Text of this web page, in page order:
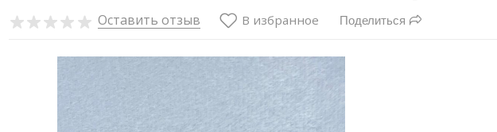
Оставить отзыв В избранное Поделиться